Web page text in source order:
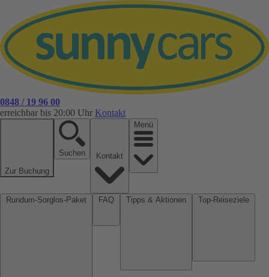
0848 / 19 96 00
erreichbar bis 20:00 Uhr Kontakt
Zur Buchung
Suchen
Menü